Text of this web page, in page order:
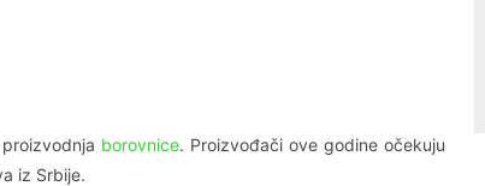
borovnice. Proizvođači ove godine očekuju
iz Srbije.